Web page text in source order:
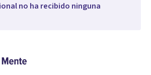
no ha recibido ninguna